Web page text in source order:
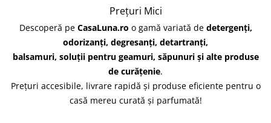
Prețuri Mici
Descoperă pe CasaLuna.ro o gamă variată de detergenți,
odorizanți, degresanți, detartranți,
balsamuri, soluții pentru geamuri, săpunuri și alte produse
de curățenie.
Prețuri accesibile, livrare rapidă și produse eficiente pentru o
casă mereu curată și parfumată!